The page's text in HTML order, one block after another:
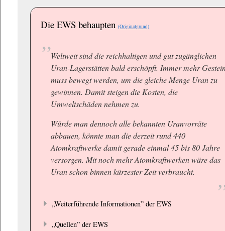
Die EWS behaupten(Originalgrund)
Weltweit sind die reichhaltigen und gut zugänglichen
Uran-Lagerstätten bald erschöpft. Immer mehr
muss bewegt werden, um die gleiche Menge Uran zu
gewinnen. Damit steigen die Kosten, die
Umweltschäden nehmen zu.
Würde man dennoch alle bekannten Uranvorräte
abbauen, könnte man die derzeit rund 440
Atomkraftwerke damit gerade einmal 45 bis 80 Jahre
versorgen. Mit noch mehr Atomkraftwerken wäre das
Uran schon binnen kürzester Zeit verbraucht.
„Weiterführende Informationen” der EWS
„Quellen” der EWS